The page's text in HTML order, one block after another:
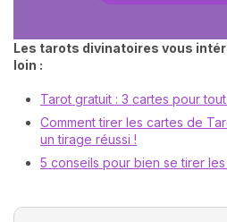
Les tarots divinatoires vous
loin :
Tarot gratuit : 3 cartes pour
Comment tirer les cartes de
un tirage réussi !
5 conseils pour bien se tirer